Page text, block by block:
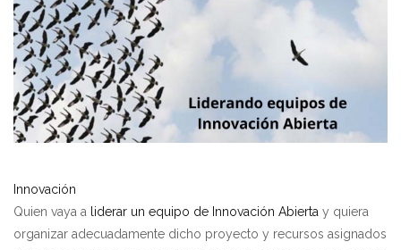
Innovación
Quien vaya a
liderar un equipo de Innovación Abierta y quiera
organizar adecuadamente dicho proyecto y recursos asignados